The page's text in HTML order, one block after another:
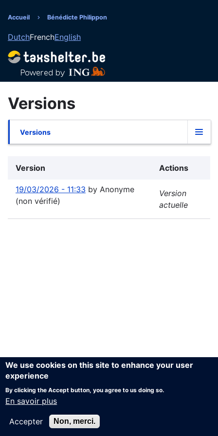
au
principal
d'Ariane
Accueil Bénédicte Philippon
DutchFrenchEnglish
Versions
Onglets
Versions
Version Actions
19/03/2026 - 11:33 by Anonyme
(non vérifié)
Version
actuelle
We use cookies on this site to enhance your user
experience
By clicking the Accept button, you agree to us doing so.
En savoir plus
Accepter Non, merci.